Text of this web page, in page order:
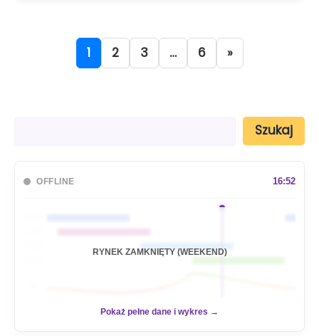
1 2 3 … 6 »
Szukaj
OFFLINE 16:52
RYNEK ZAMKNIĘTY (WEEKEND)
Pokaż pełne dane i wykres →